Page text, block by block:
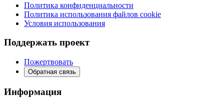
Политика конфиденциальности
Политика использования файлов cookie
Условия использования
Поддержать проект
Пожертвовать
Обратная связь
Информация